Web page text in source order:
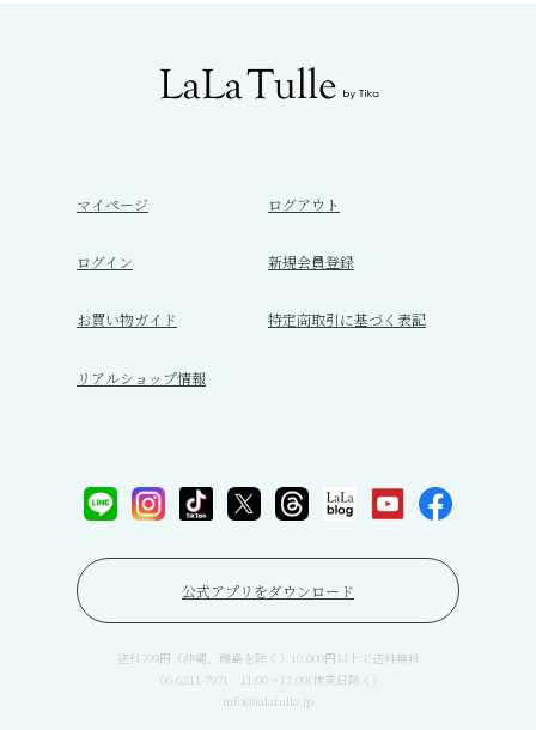
マイページ ログアウト
ログイン 新規会員登録
お買い物ガイド 特定商取引に基づく表記
リアルショップ情報
公式アプリをダウンロード
送料799円（沖縄、離島を除く）10,000円以上で送料無料
06-6211-7971 11:00〜17:00(休業日除く)
info@lalatulle.jp